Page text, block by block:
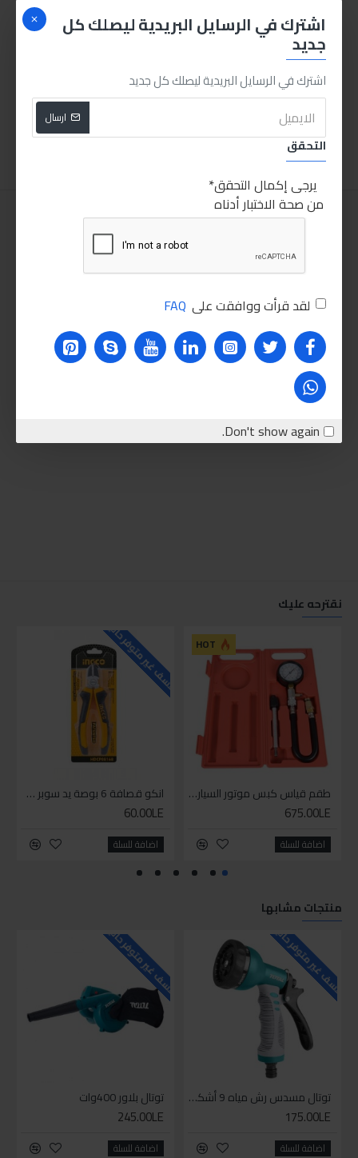
اشترك في الرسايل البريدية ليصلك كل
جديد
اشترك في الرسايل البريدية ليصلك كل جديد
ارسال
التحقق
يرجى إكمال التحقق
من صحة الاختبار أدناه
لقد قرأت ووافقت على FAQ
Don't show again.
توتال منشار اركت 650 وات
500.00LE
اضافة للسلة
نقترحه عليك
HOT
طقم قياس كبس موتور السياره 3 ق
675.00LE
اضافة للسلة
للاسف غير متوفر حاليا
انكو قصافة 6 بوصة يد سوبر وان
60.00LE
اضافة للسلة
منتجات مشابها
للاسف غير متوفر حاليا
توتال مسدس رش مياه 9 أشكال
175.00LE
اضافة للسلة
للاسف غير متوفر حاليا
توتال بلاور 400وات
245.00LE
اضافة للسلة